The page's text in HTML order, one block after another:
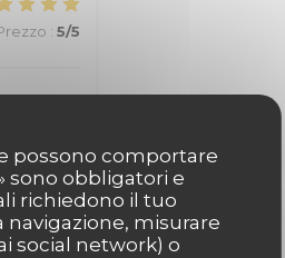
possono comportare
sono obbligatori e
richiedono il tuo
navigazione, misurare
social network) o
: 5/5
: 5/5